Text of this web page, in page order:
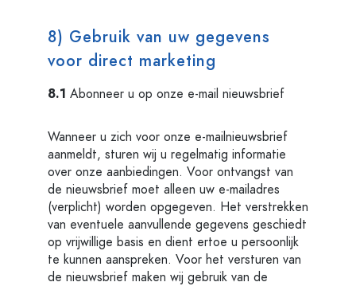
8) Gebruik van uw gegevens
voor direct marketing
8.1 Abonneer u op onze e-mail nieuwsbrief
Wanneer u zich voor onze e-mailnieuwsbrief
aanmeldt, sturen wij u regelmatig informatie
over onze aanbiedingen. Voor ontvangst van
de nieuwsbrief moet alleen uw e-mailadres
(verplicht) worden opgegeven. Het verstrekken
van eventuele aanvullende gegevens geschiedt
op vrijwillige basis en dient ertoe u persoonlijk
te kunnen aanspreken. Voor het versturen van
de nieuwsbrief maken wij gebruik van de